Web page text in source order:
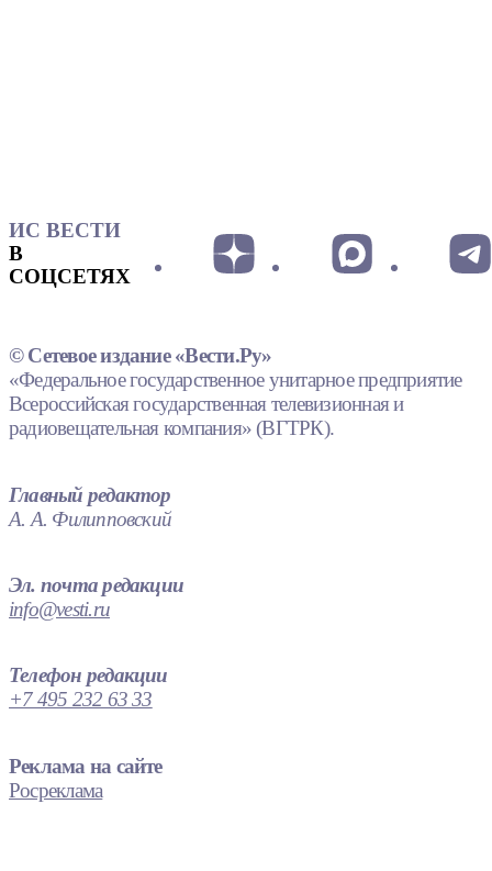
ИС ВЕСТИ
В
СОЦСЕТЯХ
© Сетевое издание «Вести.Ру»
«Федеральное государственное унитарное предприятие
Всероссийская государственная телевизионная и
радиовещательная компания» (ВГТРК).
Главный редактор
А. А. Филипповский
Эл. почта редакции
info@vesti.ru
Телефон редакции
+7 495 232 63 33
Реклама на сайте
Росреклама